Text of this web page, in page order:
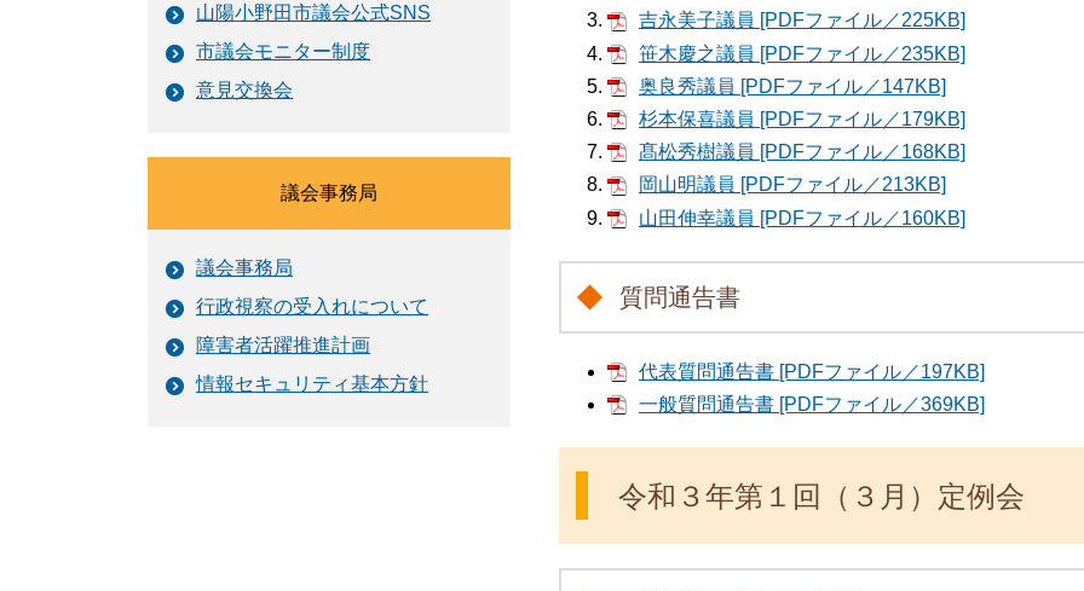
吉永美子議員 [PDFファイル／225KB]
笹木慶之議員 [PDFファイル／235KB]
奥良秀議員 [PDFファイル／147KB]
杉本保喜議員 [PDFファイル／179KB]
髙松秀樹議員 [PDFファイル／168KB]
岡山明議員 [PDFファイル／213KB]
山田伸幸議員 [PDFファイル／160KB]
質問通告書
代表質問通告書 [PDFファイル／197KB]
一般質問通告書 [PDFファイル／369KB]
令和３年第１回（３月）定例会
山陽小野田市議会公式SNS
市議会モニター制度
意見交換会
議会事務局
議会事務局
行政視察の受入れについて
障害者活躍推進計画
情報セキュリティ基本方針